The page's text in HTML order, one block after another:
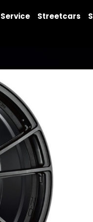
Service Streetcars